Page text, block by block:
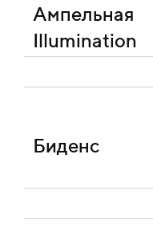
Ампельная
Illumination
Биденс